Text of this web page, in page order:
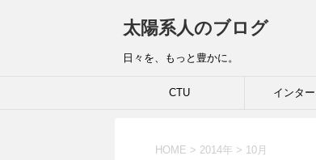
太陽系人のブログ
日々を、もっと豊かに。
CTU インタ
HOME > 2014年 > 10月